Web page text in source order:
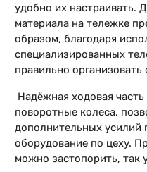
удобно их настраивать.
материала на тележке
образом, благодаря
специализированных
правильно организовать
Надёжная ходовая
поворотные колеса,
дополнительных усилий
оборудование по цеху.
можно застопорить, так